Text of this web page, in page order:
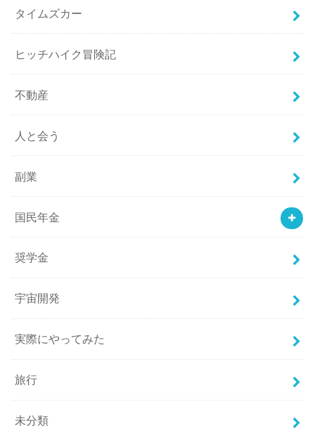
タイムズカー
ヒッチハイク冒険記
不動産
人と会う
副業
国民年金
奨学金
宇宙開発
実際にやってみた
旅行
未分類